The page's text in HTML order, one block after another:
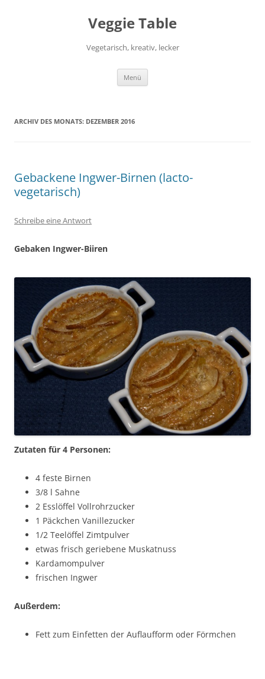
Veggie Table
Vegetarisch, kreativ, lecker
Menü
ARCHIV DES MONATS: DEZEMBER 2016
Gebackene Ingwer-Birnen (lacto-
vegetarisch)
Schreibe eine Antwort
Gebaken Ingwer-Biiren
Zutaten für 4 Personen:
4 feste Birnen
3/8 l Sahne
2 Esslöffel Vollrohrzucker
1 Päckchen Vanillezucker
1/2 Teelöffel Zimtpulver
etwas frisch geriebene Muskatnuss
Kardamompulver
frischen Ingwer
Außerdem:
Fett zum Einfetten der Auflaufform oder Förmchen